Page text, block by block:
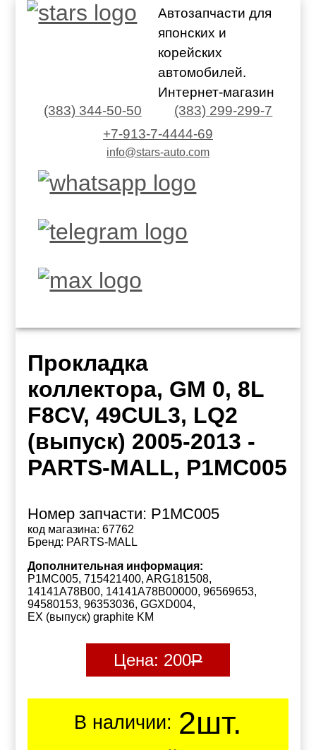
Автозапчасти для
японских и
корейских
автомобилей.
Интернет-магазин
(383) 344-50-50
(383) 299-299-7
+7-913-7-4444-69
info@stars-auto.com
Прокладка
коллектора, GM 0, 8L
F8CV, 49CUL3, LQ2
(выпуск) 2005-2013 -
PARTS-MALL, P1MC005
Номер запчасти: P1MC005
код магазина: 67762
Бренд: PARTS-MALL
Дополнительная информация:
P1MC005, 715421400, ARG181508,
14141A78B00, 14141A78B00000, 96569653,
94580153, 96353036, GGXD004,
EX (выпуск) graphite KM
Цена: 200Р
В наличии: 2шт.